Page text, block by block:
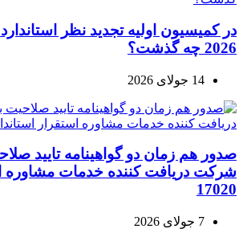
2026 چه گذشت؟
14 جولای 2026
صدور هم زمان دو گواهینامه تایید
شرکت دریافت کننده خدمات مشاوره
17020
7 جولای 2026